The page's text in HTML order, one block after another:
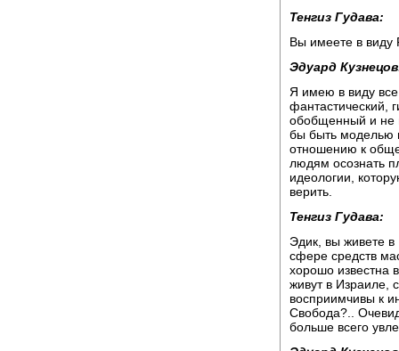
Тенгиз Гудава:
Вы имеете в виду
Эдуард
Я имею в виду
фантастический,
обобщенный и не
бы быть моделью
отношению к
людям осознать
идеологии,
верить.
Тенгиз Гудава:
Эдик, вы живете в
сфере средств
хорошо известна
живут в Израиле,
восприимчивы к
Свобода?..
больше всего